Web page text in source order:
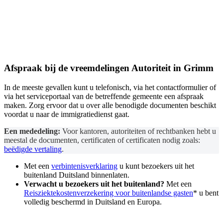
Afspraak bij de vreemdelingen Autoriteitin Grimm
In de meeste gevallen kunt u telefonisch, via het contactformulier of
via het serviceportaal van de betreffende gemeente een afspraak
maken. Zorg ervoor dat u over alle benodigde documenten beschikt
voordat u naar de immigratiedienst gaat.
Een mededeling: Voor kantoren, autoriteiten of rechtbanken hebt u
meestal de documenten, certificaten of certificaten nodig zoals:
beëdigde vertaling.
Met een verbintenisverklaring u kunt bezoekers uit het
buitenland Duitsland binnenlaten.
Verwacht u bezoekers uit het buitenland? Met een
Reisziektekostenverzekering voor buitenlandse gasten* u bent
volledig beschermd in Duitsland en Europa.